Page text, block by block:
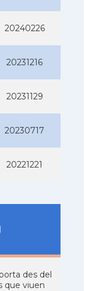
20240226
20231216
20231129
20230717
20221221
des del
que viuen